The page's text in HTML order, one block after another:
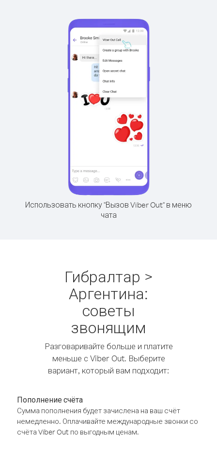
Использовать кнопку "Вызов Viber Out" в меню
чата
Гибралтар >
Аргентина:
советы
звонящим
Разговаривайте больше и платите
меньше с Viber Out. Выберите
вариант, который вам подходит:
Пополнение счёта
Сумма пополнения будет зачислена на ваш счёт
немедленно. Оплачивайте международные звонки со
счёта Viber Out по выгодным ценам.